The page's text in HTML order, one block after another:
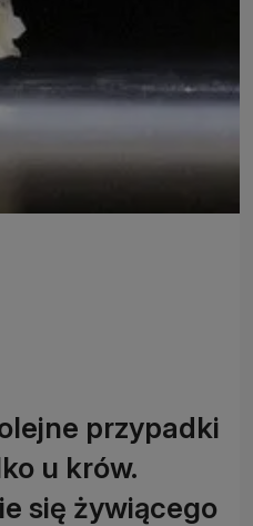
przypadki
u krów.
się żywiącego